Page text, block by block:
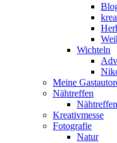
Wichteln
Meine
Nähtreffen
Kreativmesse
Fotografie
Natur